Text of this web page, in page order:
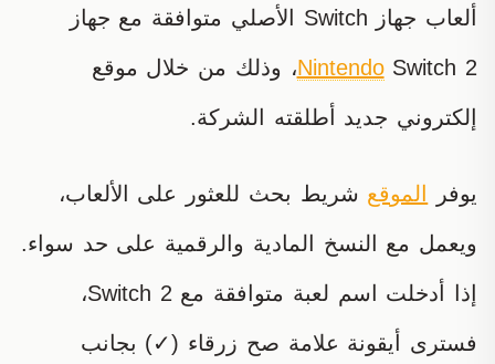
ألعاب جهاز Switch الأصلي متوافقة مع جهاز
NintendoSwitch 2، وذلك من خلال موقع
إلكتروني جديد أطلقته الشركة.
يوفر الموقع شريط بحث للعثور على الألعاب،
ويعمل مع النسخ المادية والرقمية على حد سواء.
إذا أدخلت اسم لعبة متوافقة مع Switch 2،
فسترى أيقونة علامة صح زرقاء (✓) بجانب